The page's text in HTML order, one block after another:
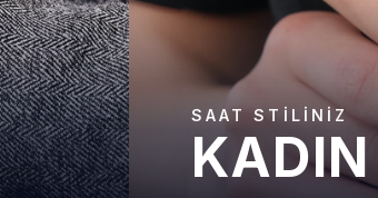
SAAT STILINIZ